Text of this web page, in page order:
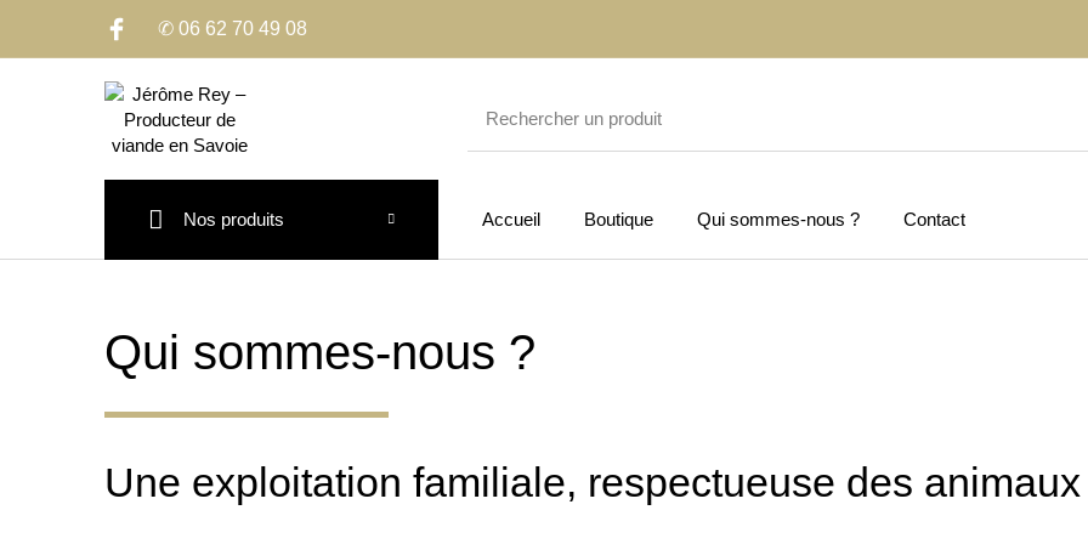
✆ 06 62 70 49 08
Accueil Boutique Qui sommes-nous ? Contact
Nos produits
Qui sommes-nous ?
Une exploitation familiale, respectueuse des animaux